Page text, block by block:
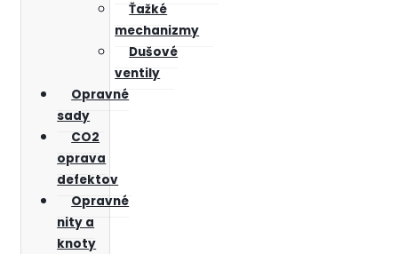
Ťažké
mechanizmy
Dušové
ventily
Opravné
sady
CO2
oprava
defektov
Opravné
nity a
knoty